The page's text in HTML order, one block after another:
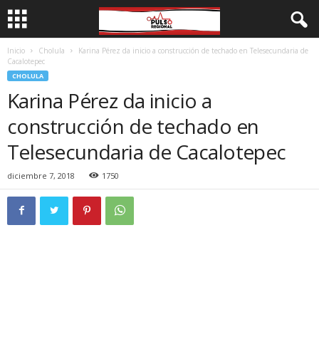
Inicio Cholula
Karina Pérez da inicio a construcción de techado en Telesecundaria de
Cacalotepec
CHOLULA
Karina Pérez da inicio a
construcción de techado en
Telesecundaria de Cacalotepec
diciembre 7, 2018 1750